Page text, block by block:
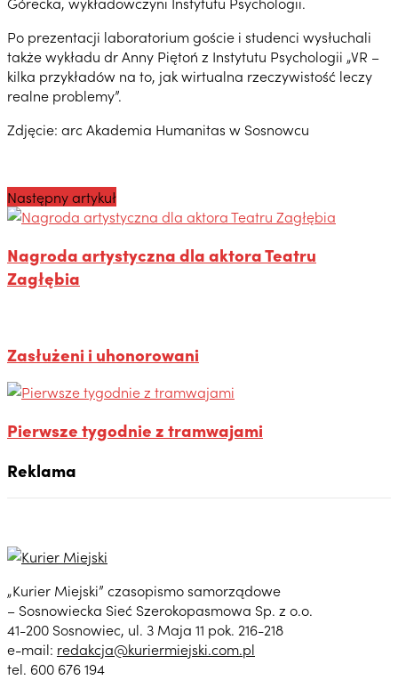
Po prezentacji laboratorium goście i studenci wysłuchali
także wykładu dr Anny Piętoń z Instytutu Psychologii „VR –
kilka przykładów na to, jak wirtualna rzeczywistość leczy
realne problemy”.
Zdjęcie: arc Akademia Humanitas w Sosnowcu
Następny artykuł
Nagroda artystyczna dla aktora Teatru
Zagłębia
Zasłużeni i uhonorowani
Pierwsze tygodnie z tramwajami
Reklama
„Kurier Miejski” czasopismo samorządowe
– Sosnowiecka Sieć Szerokopasmowa Sp. z o.o.
41-200 Sosnowiec, ul. 3 Maja 11 pok. 216-218
e-mail: redakcja@kuriermiejski.com.pl
tel. 600 676 194